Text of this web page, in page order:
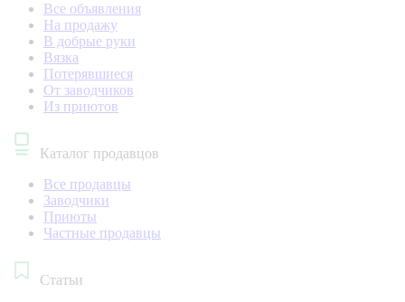
Все объявления
На продажу
В добрые руки
Вязка
Потерявшиеся
От заводчиков
Из приютов
Каталог продавцов
Все продавцы
Заводчики
Приюты
Частные продавцы
Статьи